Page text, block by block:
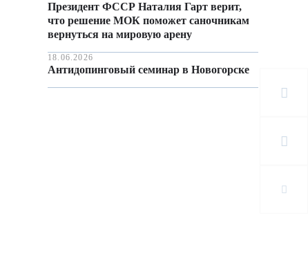
Президент ФССР Наталия Гарт верит,
что решение МОК поможет саночникам
вернуться на мировую арену
18.06.2026
Антидопинговый семинар в Новогорске